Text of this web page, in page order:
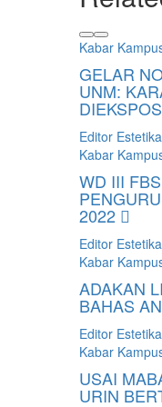
Kabar
GELAR
UNM:
DIEKSPOS
Editor Estetika
Kabar
WD III
2022
Editor Estetika
Kabar
ADAKAN
BAHAS
Editor Estetika
Kabar
USAI
URIN